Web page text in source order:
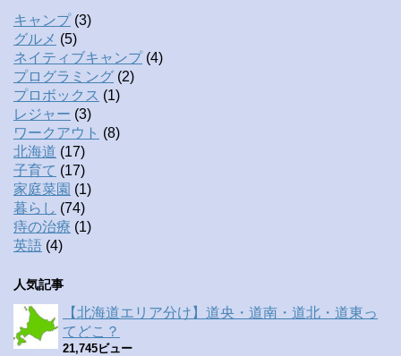
キャンプ(3)
グルメ (5)
ネイティブキャンプ(4)
プログラミング (2)
プロボックス (1)
レジャー (3)
ワークアウト (8)
北海道 (17)
子育て (17)
家庭菜園 (1)
暮らし (74)
痔の治療 (1)
英語 (4)
人気記事
【北海道エリア分け】道央・道南・道北・道東っ
てどこ？
21,745ビュー